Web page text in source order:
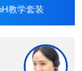
教学套装